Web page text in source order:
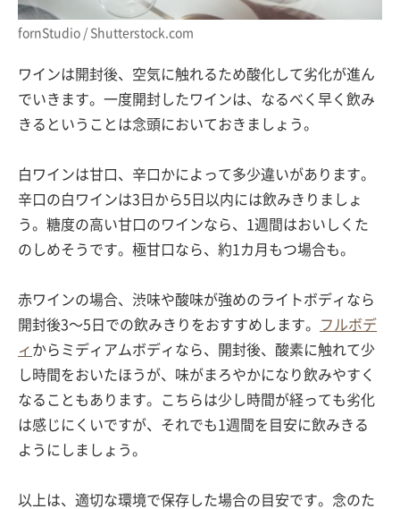
fornStudio / Shutterstock.com
ワインは開封後、空気に触れるため酸化して劣化が進ん
でいきます。一度開封したワインは、なるべく早く飲み
きるということは念頭においておきましょう。
白ワインは甘口、辛口かによって多少違いがあります。
辛口の白ワインは3日から5日以内には飲みきりましょ
う。糖度の高い甘口のワインなら、1週間はおいしくた
のしめそうです。極甘口なら、約1カ月もつ場合も。
赤ワインの場合、渋味や酸味が強めのライトボディなら
開封後3〜5日での飲みきりをおすすめします。
フルボデ
ィ からミディアムボディなら、開封後、酸素に触れて少
し時間をおいたほうが、味がまろやかになり飲みやすく
なることもあります。こちらは少し時間が経っても劣化
は感じにくいですが、それでも1週間を目安に飲みきる
ようにしましょう。
以上は、適切な環境で保存した場合の目安です。念のた